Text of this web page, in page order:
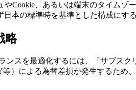
Cookie、あるいは端末のタイム
本の標準時を基準とした構成にす
略
スを最適化するには、「サブス
）による為替差損が発生するた